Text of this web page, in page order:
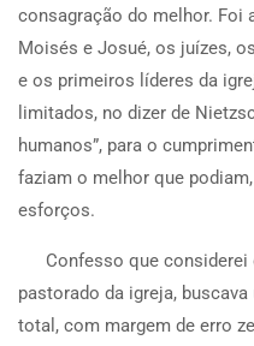
consagração do melhor. Foi
Moisés e Josué, os juízes,
e os primeiros líderes da
limitados, no dizer de
humanos”, para o
faziam o melhor que
esforços.
Confesso que
pastorado da igreja,
total, com margem de erro